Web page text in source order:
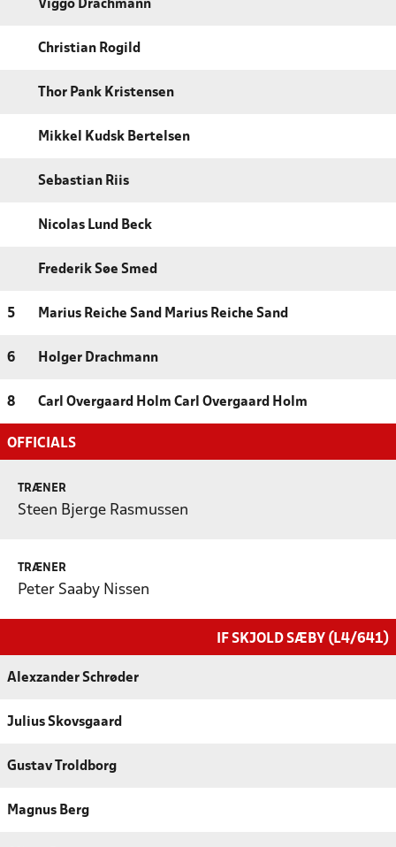
Viggo Drachmann
Christian Rogild
Thor Pank Kristensen
Mikkel Kudsk Bertelsen
Sebastian Riis
Nicolas Lund Beck
Frederik Søe Smed
5 Marius Reiche Sand Marius Reiche Sand
6 Holger Drachmann
8 Carl Overgaard Holm Carl Overgaard Holm
OFFICIALS
TRÆNER
Steen Bjerge Rasmussen
TRÆNER
Peter Saaby Nissen
IF SKJOLD SÆBY (L4/641)
Alexzander Schrøder
Julius Skovsgaard
Gustav Troldborg
Magnus Berg